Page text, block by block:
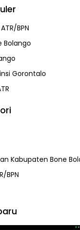
BPN
Bolango
Gorontalo
Kabupaten Bone
BPN